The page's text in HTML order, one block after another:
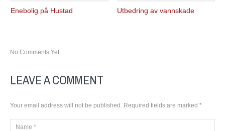
Enebolig på Hustad Utbedring av vannskade
No Comments Yet.
LEAVE A COMMENT
Your email address will not be published. Required fields are marked *